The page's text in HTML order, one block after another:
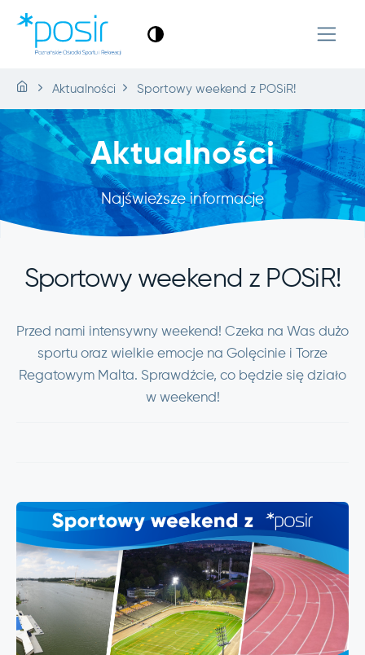
Aktualności Sportowy weekend z POSiR!
Aktualności
Najświeższe informacje
Sportowy weekend z POSiR!
Przed nami intensywny weekend! Czeka na Was dużo
sportu oraz wielkie emocje na Golęcinie i Torze
Regatowym Malta. Sprawdźcie, co będzie się działo
w weekend!